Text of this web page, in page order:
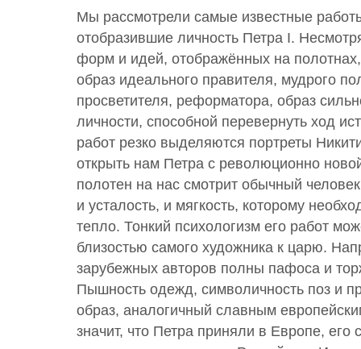
Мы рассмотрели самые известные
отобразившие личность Петра I.
форм и идей, отображённых на
образ идеального правителя, мудрого
просветителя, реформатора, образ
личности, способной перевернуть ход
работ резко выделяются портреты
открыть нам Петра с революционно
полотен на нас смотрит обычный
и усталость, и мягкость, которому
тепло. Тонкий психологизм его работ
близостью самого художника к царю.
зарубежных авторов полны пафоса и
Пышность одежд, символичность поз и
образ, аналогичный славным
значит, что Петра приняли в Европе, его